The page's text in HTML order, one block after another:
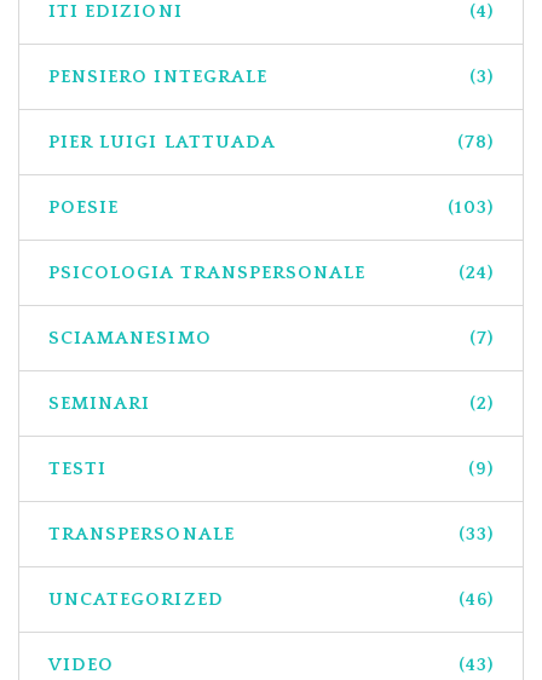
ITI EDIZIONI (4)
PENSIERO INTEGRALE (3)
PIER LUIGI LATTUADA (78)
POESIE (103)
PSICOLOGIA TRANSPERSONALE (24)
SCIAMANESIMO (7)
SEMINARI (2)
TESTI (9)
TRANSPERSONALE (33)
UNCATEGORIZED (46)
VIDEO (43)